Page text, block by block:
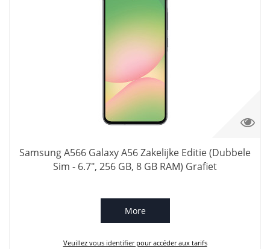
Samsung A566 Galaxy A56 Zakelijke Editie (Dubbele
Sim - 6.7", 256 GB, 8 GB RAM) Grafiet
More
Veuillez vous identifier pour accéder aux tarifs